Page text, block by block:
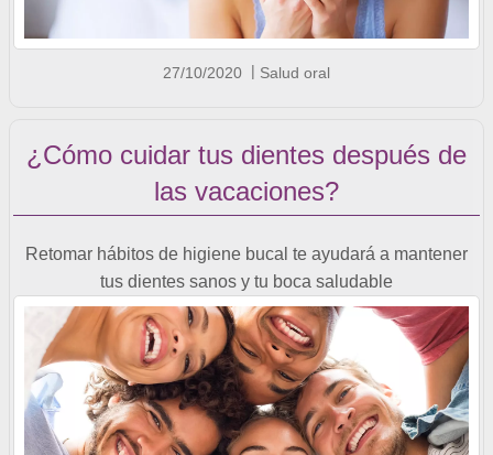
27/10/2020 Salud oral
¿Cómo cuidar tus dientes después de
las vacaciones?
Retomar hábitos de higiene bucal te ayudará a mantener
tus dientes sanos y tu boca saludable